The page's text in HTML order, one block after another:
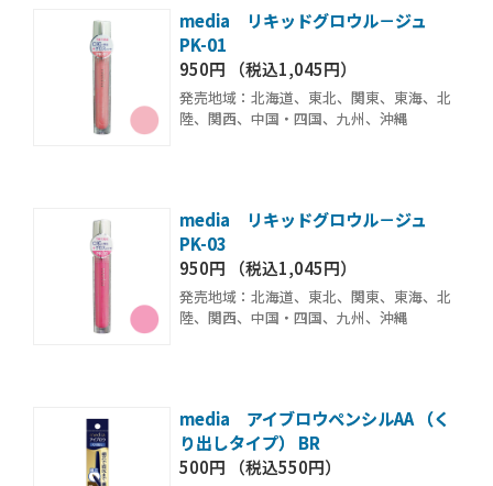
media リキッドグロウル－ジュ
PK-01
950円 （税込1,045円）
発売地域：北海道、東北、関東、東海、北
陸、関西、中国・四国、九州、沖縄
media リキッドグロウル－ジュ
PK-03
950円 （税込1,045円）
発売地域：北海道、東北、関東、東海、北
陸、関西、中国・四国、九州、沖縄
media アイブロウペンシルAA （く
り出しタイプ） BR
500円 （税込550円）